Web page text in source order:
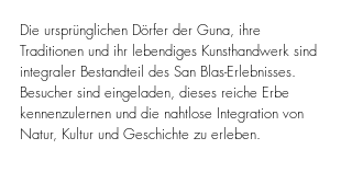
Die ursprünglichen Dörfer der Guna, ihre
Traditionen und ihr lebendiges Kunsthandwerk sind
integraler Bestandteil des San Blas-Erlebnisses.
Besucher sind eingeladen, dieses reiche Erbe
kennenzulernen und die nahtlose Integration von
Natur, Kultur und Geschichte zu erleben.